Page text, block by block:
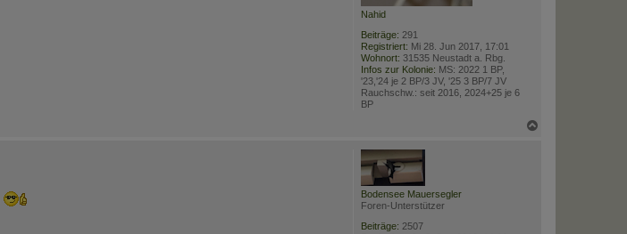
Nahid
Beiträge: 291
Registriert: Mi 28. Jun 2017, 17:01
Wohnort: 31535 Neustadt a. Rbg.
Infos zur Kolonie: MS: 2022 1 BP,
'23,'24 je 2 BP/3 JV, '25 3 BP/7 JV
Rauchschw.: seit 2016, 2024+25 je 6
BP
Bodensee Mauersegler
Foren-Unterstützer
Beiträge: 2507